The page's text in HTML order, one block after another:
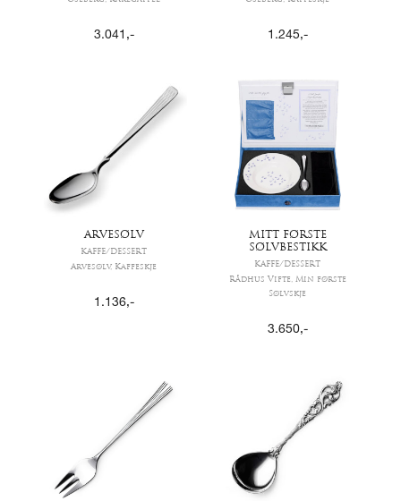
3.041 ,- 1.245,-
ARVESØLV
KAFFE/DESSERT
Arvesølv, Kaffeskje
1.136,-
MITT FØRSTE
SØLVBESTIKK
KAFFE/DESSERT
Rådhus Vifte, Min første
Sølvskje
3.650,-